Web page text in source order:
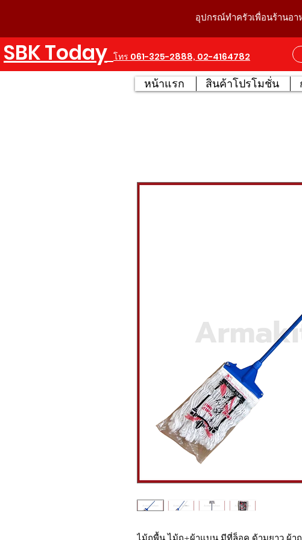
อุปกรณ์ทำครัวเพื่อนร้านอา
SBK Today โทร 061-325-2888, 02-4164782
หน้าแรก สินค้าโปรโมชั่น